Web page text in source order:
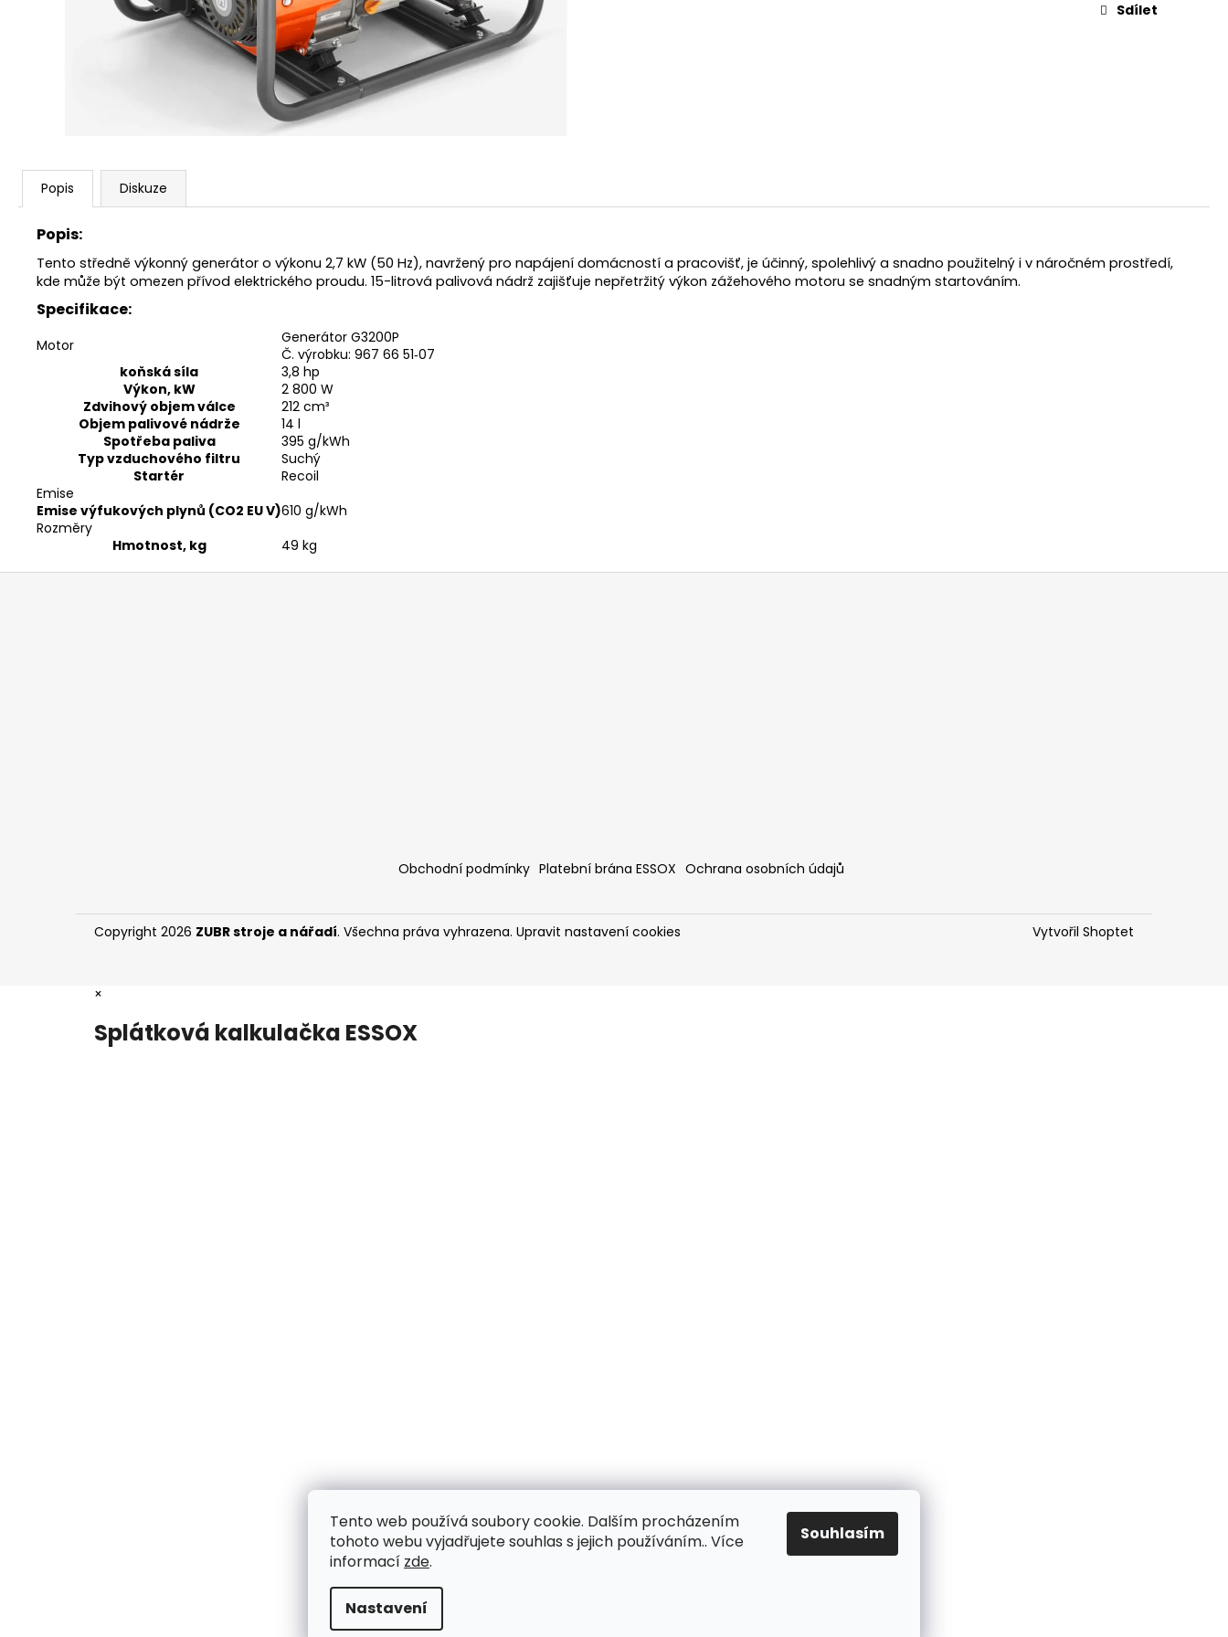
Tento web používá soubory cookie. Dalším procházením
tohoto webu vyjadřujete souhlas s jejich používáním.. Více
informací zde.
Nastavení
Souhlasím
Sdílet
Popis Diskuze
Popis:
Tento středně výkonný generátor o výkonu 2,7 kW (50 Hz), navržený pro napájení domácností a pracovišť, je účinný, spolehlivý a snadno použitelný i v náročném prostředí,
kde může být omezen přívod elektrického proudu. 15-litrová palivová nádrž zajišťuje nepřetržitý výkon zážehového motoru se snadným startováním.
Specifikace:
Motor
Generátor G3200P
Č. výrobku: 967 66 51‑07
koňská síla
3,8 hp
Výkon, kW
2 800 W
Zdvihový objem válce
212 cm³
Objem palivové nádrže
14 l
Spotřeba paliva
395 g/kWh
Typ vzduchového filtru
Suchý
Startér
Recoil
Emise
Emise výfukových plynů (CO2 EU V)610 g/kWh
Rozměry
Hmotnost, kg
49 kg
5132002593
235 Kč
14 290 Kč
Původně: 15 990 Kč
Z
Obchodní podmínky Platební brána ESSOX Ochrana osobních údajů
Vytvořil Shoptet
Copyright 2026 ZUBR stroje a nářadí. Všechna práva vyhrazena. Upravit nastavení cookies
×
Splátková kalkulačka ESSOX